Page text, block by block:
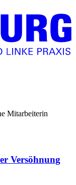
Mitarbeiterin
Versöhnung